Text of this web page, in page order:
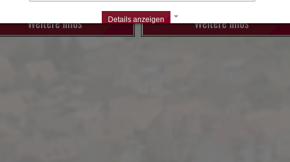
Weitere Infos Weitere Infos
Details anzeigen